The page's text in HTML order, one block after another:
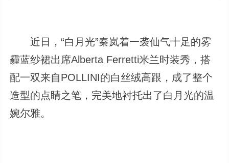
近日，“白月光”秦岚着一袭仙气十足的雾
霾蓝纱裙出席Alberta Ferretti米兰时装秀，搭
配一双来自POLLINI的白丝绒高跟，成了整个
造型的点睛之笔，完美地衬托出了白月光的温
婉尔雅。